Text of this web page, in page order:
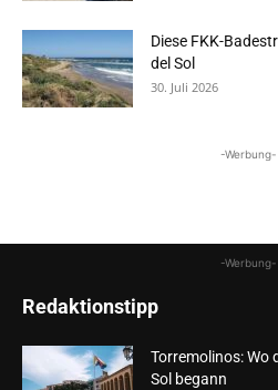
Diese FKK-
del Sol
30. Juli 2026
-Werbung-
-Werbung-
Redaktionstipp
Torremolinos: Wo
Sol begann